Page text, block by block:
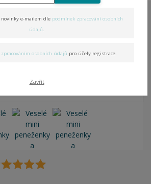
peneženky a
v jednom
e-mailem dle podmínek zpracování osobních
údajů.
zpracováním osobních údajů pro účely registrace.
Zavřít